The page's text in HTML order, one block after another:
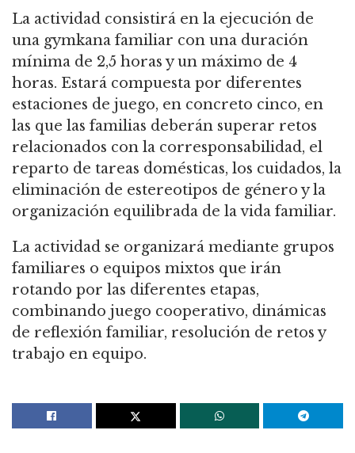
La actividad consistirá en la ejecución de
una gymkana familiar con una duración
mínima de 2,5 horas y un máximo de 4
horas. Estará compuesta por diferentes
estaciones de juego, en concreto cinco, en
las que las familias deberán superar retos
relacionados con la corresponsabilidad, el
reparto de tareas domésticas, los cuidados, la
eliminación de estereotipos de género y la
organización equilibrada de la vida familiar.
La actividad se organizará mediante grupos
familiares o equipos mixtos que irán
rotando por las diferentes etapas,
combinando juego cooperativo, dinámicas
de reflexión familiar, resolución de retos y
trabajo en equipo.